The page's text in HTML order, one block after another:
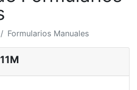
Formularios Manuales